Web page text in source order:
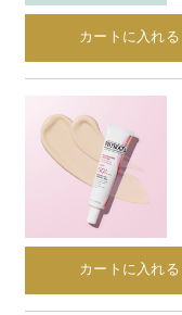
カートに入れる
カートに入れる